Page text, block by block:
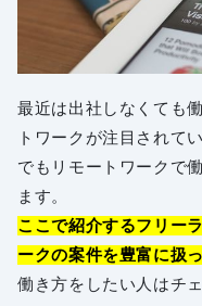
最近は出社しなくても
トワークが注目されて
でもリモートワークで
ます。
ここで紹介するフリー
ークの案件を豊富に扱
働き方をしたい人はチ